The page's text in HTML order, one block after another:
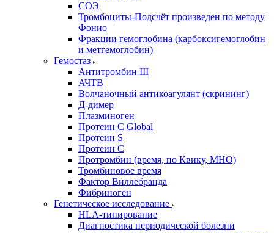
СОЭ
Тромбоциты-Подсчёт произведен по методу
Фонио
Фракции гемоглобина (карбоксигемоглобин
и метгемоглобин)
Гемостаз
Антитромбин III
АЧТВ
Волчаночный антикоагулянт (скрининг)
Д-димер
Плазминоген
Протеин C Global
Протеин S
Протеин С
Протромбин (время, по Квику, МНО)
Тромбиновое время
Фактор Виллебранда
Фибриноген
Генетическое исследование
HLA-типирование
Диагностика периодической болезни